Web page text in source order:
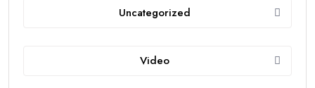
Uncategorized
Video